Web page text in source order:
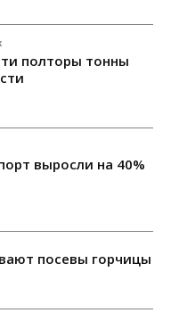
полторы тонны
выросли на 40%
посевы горчицы